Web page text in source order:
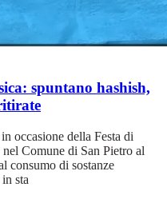
spuntano hashish,
occasione della Festa di
Comune di San Pietro al
consumo di sostanze
sta